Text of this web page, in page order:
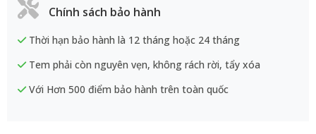
Chính sách bảo hành
Thời hạn bảo hành là 12 tháng hoặc 24 tháng
Tem phải còn nguyên vẹn, không rách rời, tẩy xóa
Với Hơn 500 điểm bảo hành trên toàn quốc